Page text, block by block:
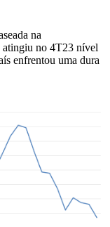
na
atingiu no 4T23 nível
enfrentou uma dura